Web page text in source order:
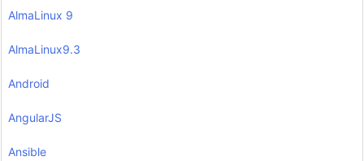
AlmaLinux 9
AlmaLinux9.3
Android
AngularJS
Ansible